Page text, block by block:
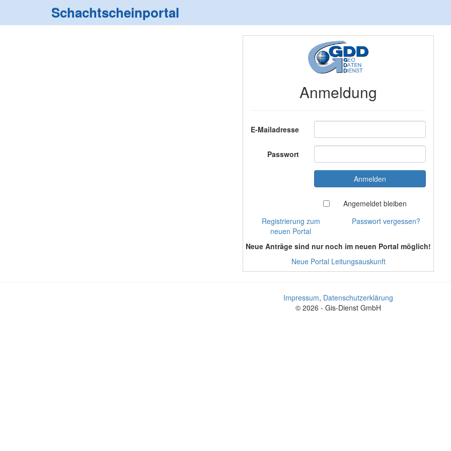
Schachtscheinportal
Anmeldung
E-Mailadresse
Passwort
Angemeldet bleiben
Registrierung zum
neuen Portal
Passwort vergessen?
Neue Anträge sind nur noch im neuen Portal möglich!
Neue Portal Leitungsauskunft
Impressum, Datenschutzerklärung
© 2026 - Gis-Dienst GmbH